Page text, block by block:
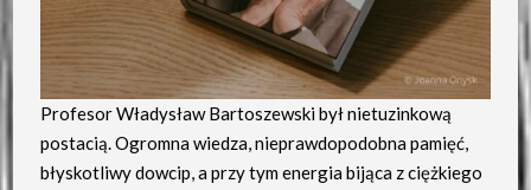
Profesor Władysław Bartoszewski był nietuzinkową
postacią. Ogromna wiedza, nieprawdopodobna pamięć,
błyskotliwy dowcip, a przy tym energia bijąca z ciężkiego